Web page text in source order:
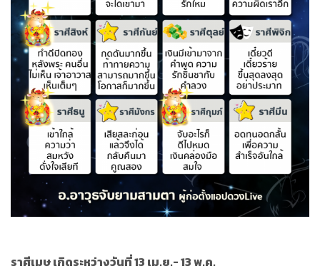
ราศีเมษ เกิดระหว่างวันที่ 13 เม.ย.- 13 พ.ค.